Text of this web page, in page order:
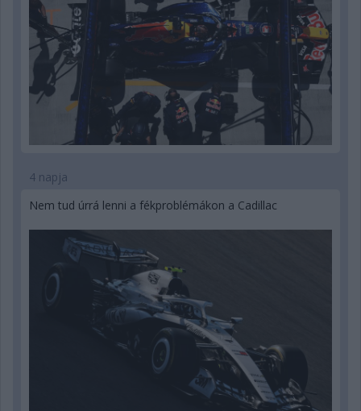
4 napja
Nem tud úrrá lenni a fékproblémákon a Cadillac